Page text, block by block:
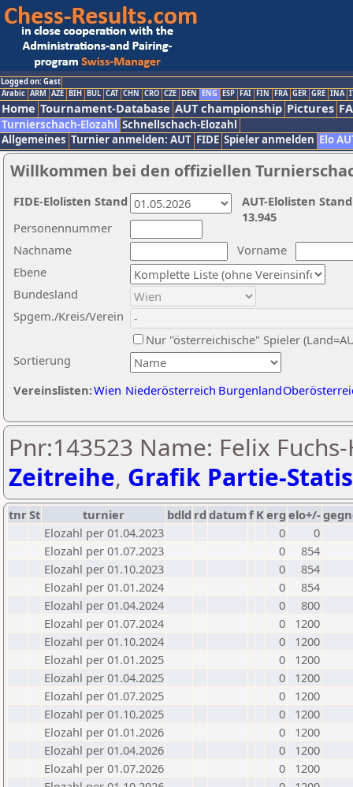
Logged on: Gast
Arabic ARM AZE BIH BUL CAT CHN CRO CZE DEN ENG ESP FAI FIN FRA GER GRE INA
Home Tournament-Database AUT championship Pictures
Turnierschach-Elozahl Schnellschach-Elozahl
Allgemeines Turnier anmelden: AUT FIDE Spieler anmelden Elo
Willkommen bei den offiziellen
Nachname
Vorname
Ebene
Sortierung
Personennummer
Bundesland
Spgem./Kreis/Verein
Nur "österreichische" Spieler
Vereinslisten:Wien Niederösterreich Burgenland
AUT-Elolisten
13.945
FIDE-Elolisten Stand
Pnr:143523 Name: Felix
Zeitreihe, Grafik Partie-
tnrSt turnier bdld rd datumf Kerg elo+/-
Elozahl per 01.04.2023
0
0
Elozahl per 01.07.2023
0
854
Elozahl per 01.10.2023
0
854
Elozahl per 01.01.2024
0
854
Elozahl per 01.04.2024
0
800
Elozahl per 01.07.2024
0
1200
Elozahl per 01.10.2024
0
1200
Elozahl per 01.01.2025
0
1200
Elozahl per 01.04.2025
0
1200
Elozahl per 01.07.2025
0
1200
Elozahl per 01.10.2025
0
1200
Elozahl per 01.01.2026
0
1200
Elozahl per 01.04.2026
0
1200
Elozahl per 01.07.2026
0
1200